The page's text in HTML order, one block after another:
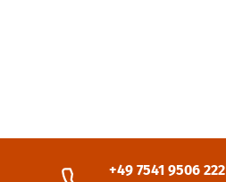
+49 7541 9506 222